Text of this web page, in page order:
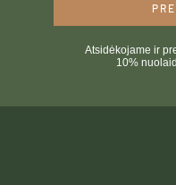
Atsidėkojame ir
10%